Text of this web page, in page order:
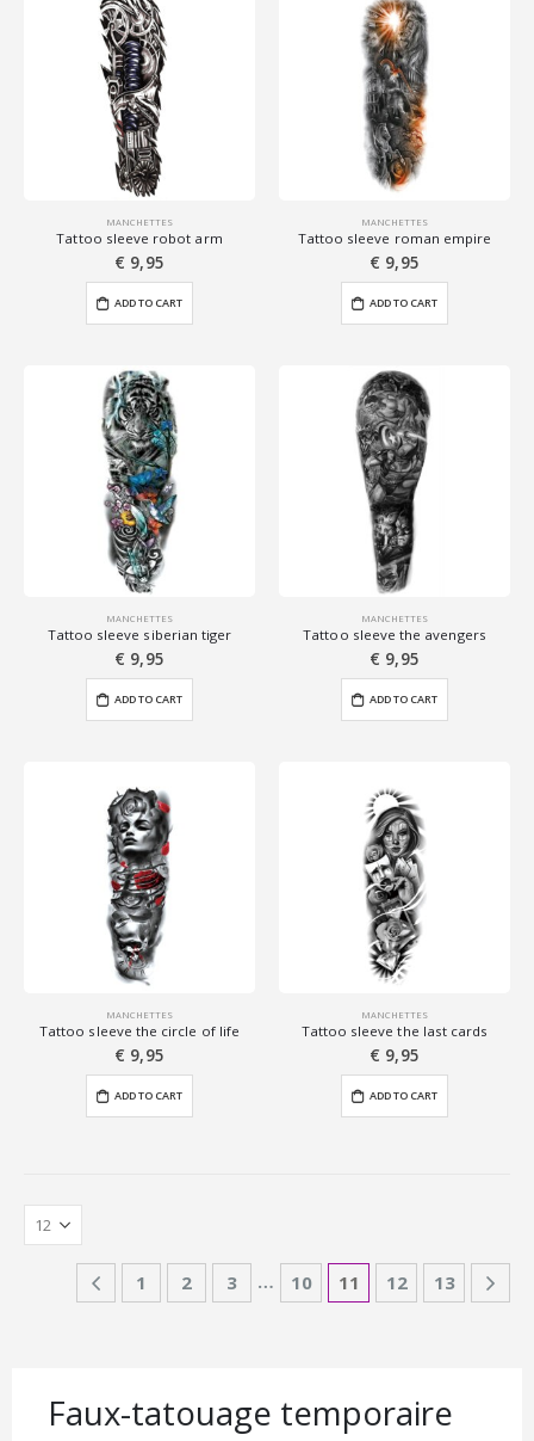
MANCHETTES
Tattoo sleeve robot arm
€ 9,95
ADD TO CART
MANCHETTES
Tattoo sleeve roman empire
€ 9,95
ADD TO CART
MANCHETTES
Tattoo sleeve siberian tiger
€ 9,95
ADD TO CART
MANCHETTES
Tattoo sleeve the avengers
€ 9,95
ADD TO CART
MANCHETTES
Tattoo sleeve the circle of life
€ 9,95
ADD TO CART
MANCHETTES
Tattoo sleeve the last cards
€ 9,95
ADD TO CART
1 2 3 … 10 11 12 13
Faux-tatouage temporaire